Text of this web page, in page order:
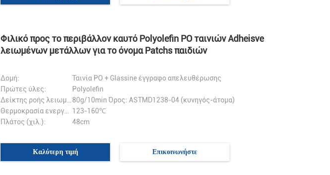
Φιλικό προς το περιβάλλον καυτό Polyolefin PO ταινιών Adheisve
λειωμένων μετάλλων για το όνομα Patchs παιδιών
Δομή:
Ταινία PO + Glassine έγγραφο απελευθέρωσης
Πρώτες ύλες:
Polyolefin
80g/10min Όρος: ASTMD1238-04 (κυνηγός-άτομα)
123-160℃
Πλάτος (χιλ.):
48cm
Καλύτερη τιμή Επικοινωνήστε